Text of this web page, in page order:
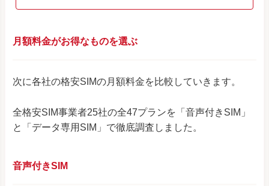
月額料金がお得なものを選ぶ
次に各社の格安SIMの月額料金を比較していきます。
全格安SIM事業者25社の全47プランを「音声付きSIM」
と「データ専用SIM」で徹底調査しました。
音声付きSIM